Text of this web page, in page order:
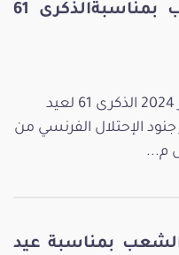
بيان مجلس نواب الشعب بمناسبةالذكرى 61
تحيي تونس اليوم الثلاثاء 15 اكتوبر 2024 الذكرى 61 لعيد
جنود الإحتلال الفرنسي من
م...
بمناسبة عيد